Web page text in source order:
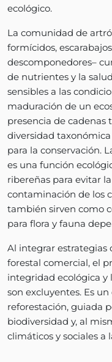
ecológico.
La comunidad de
formícidos,
descomponedores–
de nutrientes y la
sensibles a las
maduración de un
presencia de cadenas
diversidad
para la conservación.
es una función
ribereñas para evitar
contaminación de los
también sirven como
para flora y fauna
Al integrar estrategias
forestal comercial, el
integridad ecológica
son excluyentes. Es
reforestación, guiada
biodiversidad y, al
climáticos y sociales a